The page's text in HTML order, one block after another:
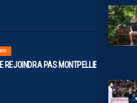
REJOINDRA PAS MONTPELLIER…